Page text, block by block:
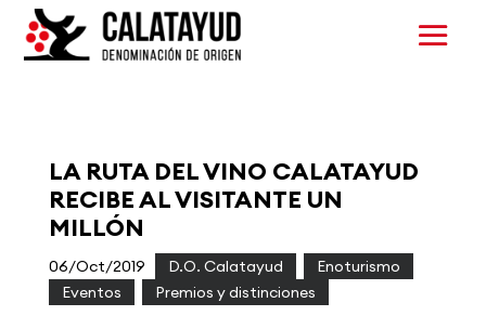
LA RUTA DEL VINO CALATAYUD
RECIBE AL VISITANTE UN
MILLÓN
06/Oct/2019 D.O. Calatayud Enoturismo
Eventos
Premios y distinciones